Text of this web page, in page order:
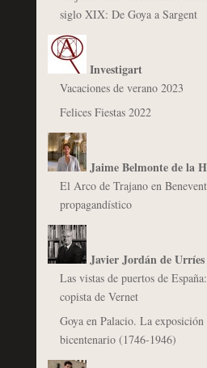
siglo XIX: De Goya a Sargent
Investigart
Vacaciones de verano 2023
Felices Fiestas 2022
Jaime Belmonte de la
El Arco de Trajano en
propagandístico
Javier Jordán de Urríes
Las vistas de puertos de
copista de Vernet
Goya en Palacio. La
bicentenario (1746-1946)